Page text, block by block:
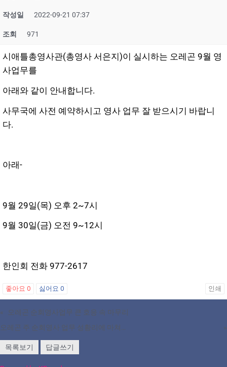
작성일 2022-09-21 07:37
조회 971
시애틀총영사관(총영사 서은지)이 실시하는 오레곤 9월 영
사업무를
아래와 같이 안내합니다.
사무국에 사전 예약하시고 영사 업무 잘 받으시기 바랍니
다.
아래-
9월 29일(목) 오후 2~7시
9월 30일(금) 오전 9~12시
한인회 전화 977-2617
좋아요 0 싫어요 0 인쇄
«
오레곤 순회영사업무 큰 호응 속 마무리
오레곤 주 순회영사 업무 성황리에 마쳐…
»
목록보기 답글쓰기